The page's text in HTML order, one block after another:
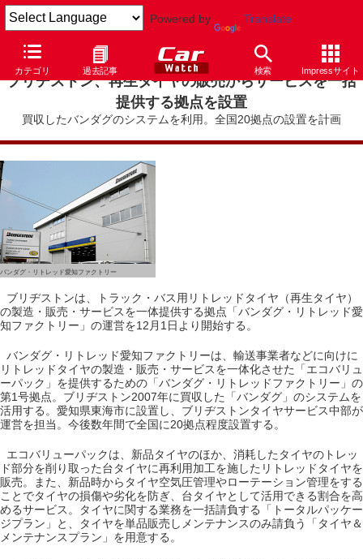
Powered by Translate
カテゴリ 過去記事 検索 Impressサイト
ブリヂストン、再生タイヤの販売からサービスを一括
提供する拠点を設置
買収したバンダグのシステムを利用。全国20拠点の設置を計画
バンダグ・リトレッド愛知ファクトリー
ブリヂストンは、トラック・バス用リトレッドタイヤ（再生タイヤ）
の製造・販売・サービスを一体提供する拠点「バンダグ・リトレッド愛
知ファクトリー」の運営を12月1日より開始する。
バンダグ・リトレッド愛知ファクトリーは、輸送事業者などに向けに
リトレッドタイヤの製造・販売・サービスを一体化させた「エコバリュ
ーパック」を提供するための「バンダグ・リトレッドファクトリー」の
第1号拠点。ブリヂストン2007年に買収した「バンダグ」のシステムを
活用する。愛知県東海市に設置し、ブリヂストンタイヤサービス中部が
運営を担当。今後数年間で全国に20拠点程度設置する。
エコバリューパックは、新品タイヤのほか、消耗したタイヤのトレッ
ド部分を削り取った台タイヤに再利用加工を施したリトレッドタイヤを
販売。また、新品時からタイヤ空気圧管理やローテーション管理をする
ことでタイヤの損傷や劣化を防ぎ、台タイヤとして活用できる割合を高
めるサービス。タイヤに関する業務を一括請負する「トータルパッケー
ジプラン」と、タイヤを単品販売しメンテナンスのみ請負う「タイヤ＆
メンテナンスプラン」を用意する。